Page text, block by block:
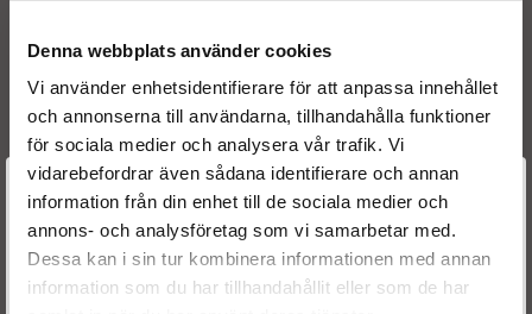
Denna webbplats använder cookies
Vi använder enhetsidentifierare för att anpassa innehållet
och annonserna till användarna, tillhandahålla funktioner
för sociala medier och analysera vår trafik. Vi
vidarebefordrar även sådana identifierare och annan
information från din enhet till de sociala medier och
annons- och analysföretag som vi samarbetar med.
Dessa kan i sin tur kombinera informationen med annan
information som du har tillhandahållit eller som de har
OE numbers
0000071794966
55197124
55197124
93183910
93190435
93183910
93190435
Välkommen till
Dieselspecialisten.se
För att förbättra din upplevelse på vår hemsida ber vi dig